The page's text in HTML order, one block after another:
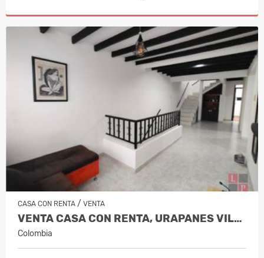
CASA CON RENTA / VENTA
VENTA CASA CON RENTA, URAPANES VILLA…
Colombia